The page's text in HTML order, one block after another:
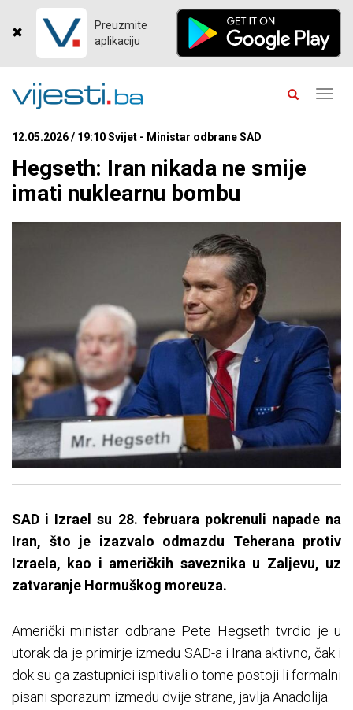
Preuzmite
aplikaciju
12.05.2026 / 19:10 Svijet - Ministar odbrane SAD
Hegseth: Iran nikada ne smije
imati nuklearnu bombu
SAD i Izrael su 28. februara pokrenuli napade na
Iran, što je izazvalo odmazdu Teherana protiv
Izraela, kao i američkih saveznika u Zaljevu, uz
zatvaranje Hormuškog moreuza.
Američki ministar odbrane Pete Hegseth tvrdio je u
utorak da je primirje između SAD-a i Irana aktivno, čak i
dok su ga zastupnici ispitivali o tome postoji li formalni
pisani sporazum između dvije strane, javlja Anadolija.